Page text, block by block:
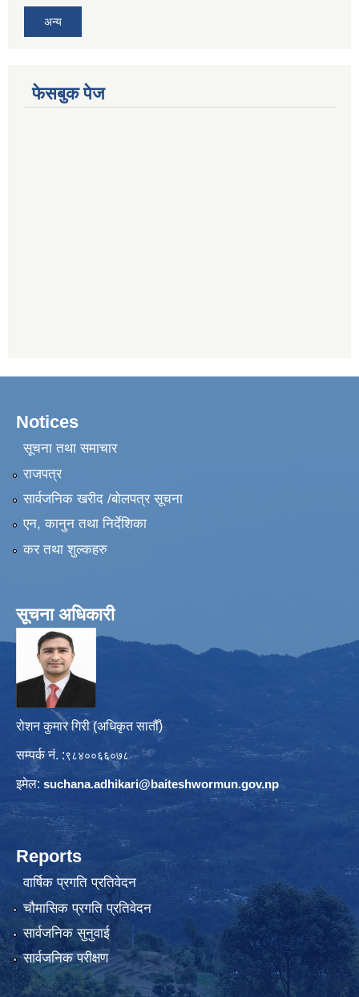
अन्य
फेसबुक पेज
Notices
सूचना तथा समाचार
राजपत्र
सार्वजनिक खरीद /बोलपत्र सूचना
एन, कानुन तथा निर्देशिका
कर तथा शुल्कहरु
सूचना अधिकारी
रोशन कुमार गिरी (अधिकृत सातौँ)
सम्पर्क नं. :९८४००६६०७८
इमेल: suchana.adhikari@baiteshwormun.gov.np
Reports
वार्षिक प्रगति प्रतिवेदन
चौमासिक प्रगति प्रतिवेदन
सार्वजनिक सुनुवाई
सार्वजनिक परीक्षण